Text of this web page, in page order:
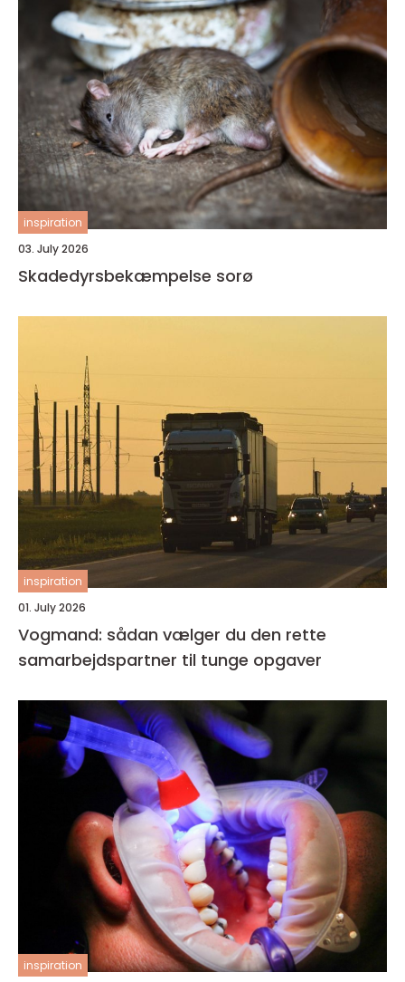
inspiration
03. July 2026
Skadedyrsbekæmpelse sorø
inspiration
01. July 2026
Vogmand: sådan vælger du den rette
samarbejdspartner til tunge opgaver
inspiration